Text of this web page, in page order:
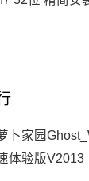
卜家园
体验版V2013